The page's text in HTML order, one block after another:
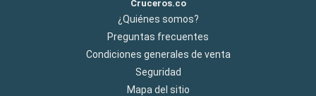
Cruceros.co
¿Quiénes somos?
Preguntas frecuentes
Condiciones generales de venta
Seguridad
Mapa del sitio